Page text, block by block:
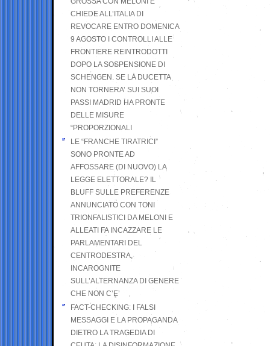
CHIEDE ALL’ITALIA DI
REVOCARE ENTRO DOMENICA
9 AGOSTO I CONTROLLI ALLE
FRONTIERE REINTRODOTTI
DOPO LA SOSPENSIONE DI
SCHENGEN. SE LA DUCETTA
NON TORNERA’ SUI SUOI
PASSI MADRID HA PRONTE
DELLE MISURE
“PROPORZIONALI
LE “FRANCHE TIRATRICI”
SONO PRONTE AD
AFFOSSARE (DI NUOVO) LA
LEGGE ELETTORALE? IL
BLUFF SULLE PREFERENZE
ANNUNCIATO CON TONI
TRIONFALISTICI DA MELONI E
ALLEATI FA INCAZZARE LE
PARLAMENTARI DEL
CENTRODESTRA,
INCAROGNITE
SULL’ALTERNANZA DI GENERE
CHE NON C’E’
FACT-CHECKING: I FALSI
MESSAGGI E LA PROPAGANDA
DIETRO LA TRAGEDIA DI